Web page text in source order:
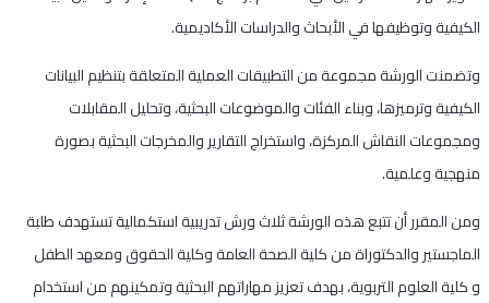
الكيفية وتوظيفها في الأبحاث والدراسات الأكاديمية.
وتضمنت الورشة مجموعة من التطبيقات العملية المتعلقة بتنظيم البيانات
الكيفية وترميزها، وبناء الفئات والموضوعات البحثية، وتحليل المقابلات
ومجموعات النقاش المركزة، واستخراج التقارير والمخرجات البحثية بصورة
منهجية وعلمية.
ومن المقرر أن تتبع هذه الورشة ثلاث ورش تدريبية استكمالية تستهدف طلبة
الماجستير والدكتوراة من كلية الصحة العامة وكلية الحقوق ومعهد الطفل
و كلية العلوم التربوية، بهدف تعزيز مهاراتهم البحثية وتمكينهم من استخدام